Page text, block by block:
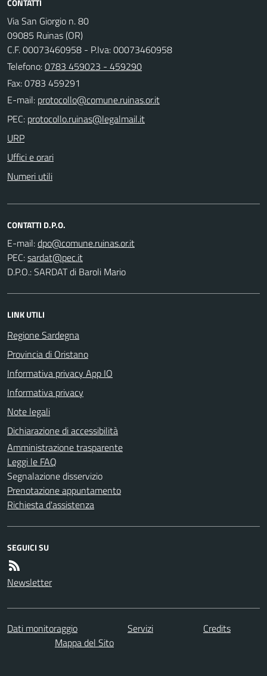
CONTATTI
Via San Giorgio n. 80
09085 Ruinas (OR)
C.F. 00073460958 - P.Iva: 00073460958
Telefono:0783 459023 - 459290
Fax: 0783 459291
E-mail:
PEC:
URP
Uffici e orari
Numeri utili
CONTATTI D.P.O.
E-mail:
PEC:
D.P.O.: SARDAT di Baroli Mario
LINK UTILI
Regione Sardegna
Provincia di Oristano
Informativa privacy App IO
Informativa privacy
Note legali
Dichiarazione di accessibilità
Amministrazione trasparente
Leggi le FAQ
Segnalazione disservizio
Prenotazione appuntamento
Richiesta d'assistenza
SEGUICI SU
Newsletter
Dati monitoraggio Servizi
Credits
Mappa del Sito